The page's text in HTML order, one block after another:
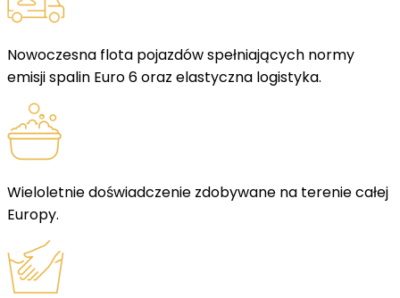
Nowoczesna flota pojazdów spełniających normy
emisji spalin Euro 6 oraz elastyczna logistyka.
Wieloletnie doświadczenie zdobywane na terenie całej
Europy.